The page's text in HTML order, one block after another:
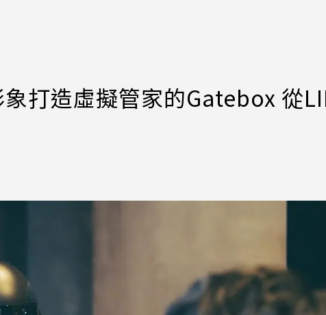
打造虛擬管家的Gatebox 從